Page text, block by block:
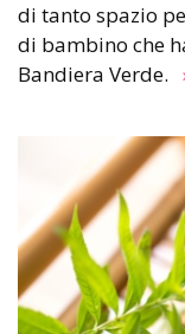
di tanto spazio
di bambino che
Bandiera Verde.